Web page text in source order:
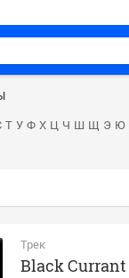
Т У Ф Х Ц Ч Ш Щ Э Ю
Трек
Black Currant